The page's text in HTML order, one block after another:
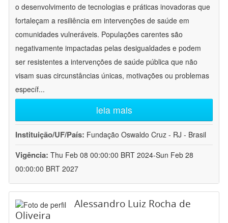
o desenvolvimento de tecnologias e práticas inovadoras que
fortaleçam a resiliência em intervenções de saúde em
comunidades vulneráveis. Populações carentes são
negativamente impactadas pelas desigualdades e podem
ser resistentes a intervenções de saúde pública que não
visam suas circunstâncias únicas, motivações ou problemas
específ...
leia mais
Instituição/UF/País: Fundação Oswaldo Cruz - RJ - Brasil
Vigência: Thu Feb 08 00:00:00 BRT 2024-Sun Feb 28
00:00:00 BRT 2027
Alessandro Luiz Rocha de
Oliveira